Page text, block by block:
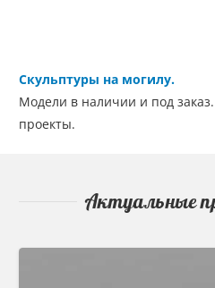
Скульптуры на могилу.
Модели в наличии и под
проекты.
Актуальные